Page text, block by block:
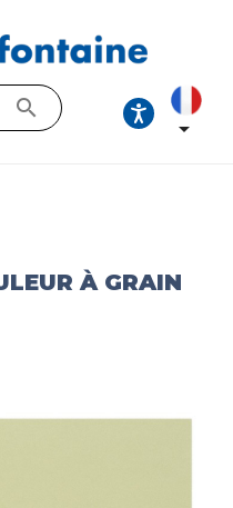
search

À GRAIN